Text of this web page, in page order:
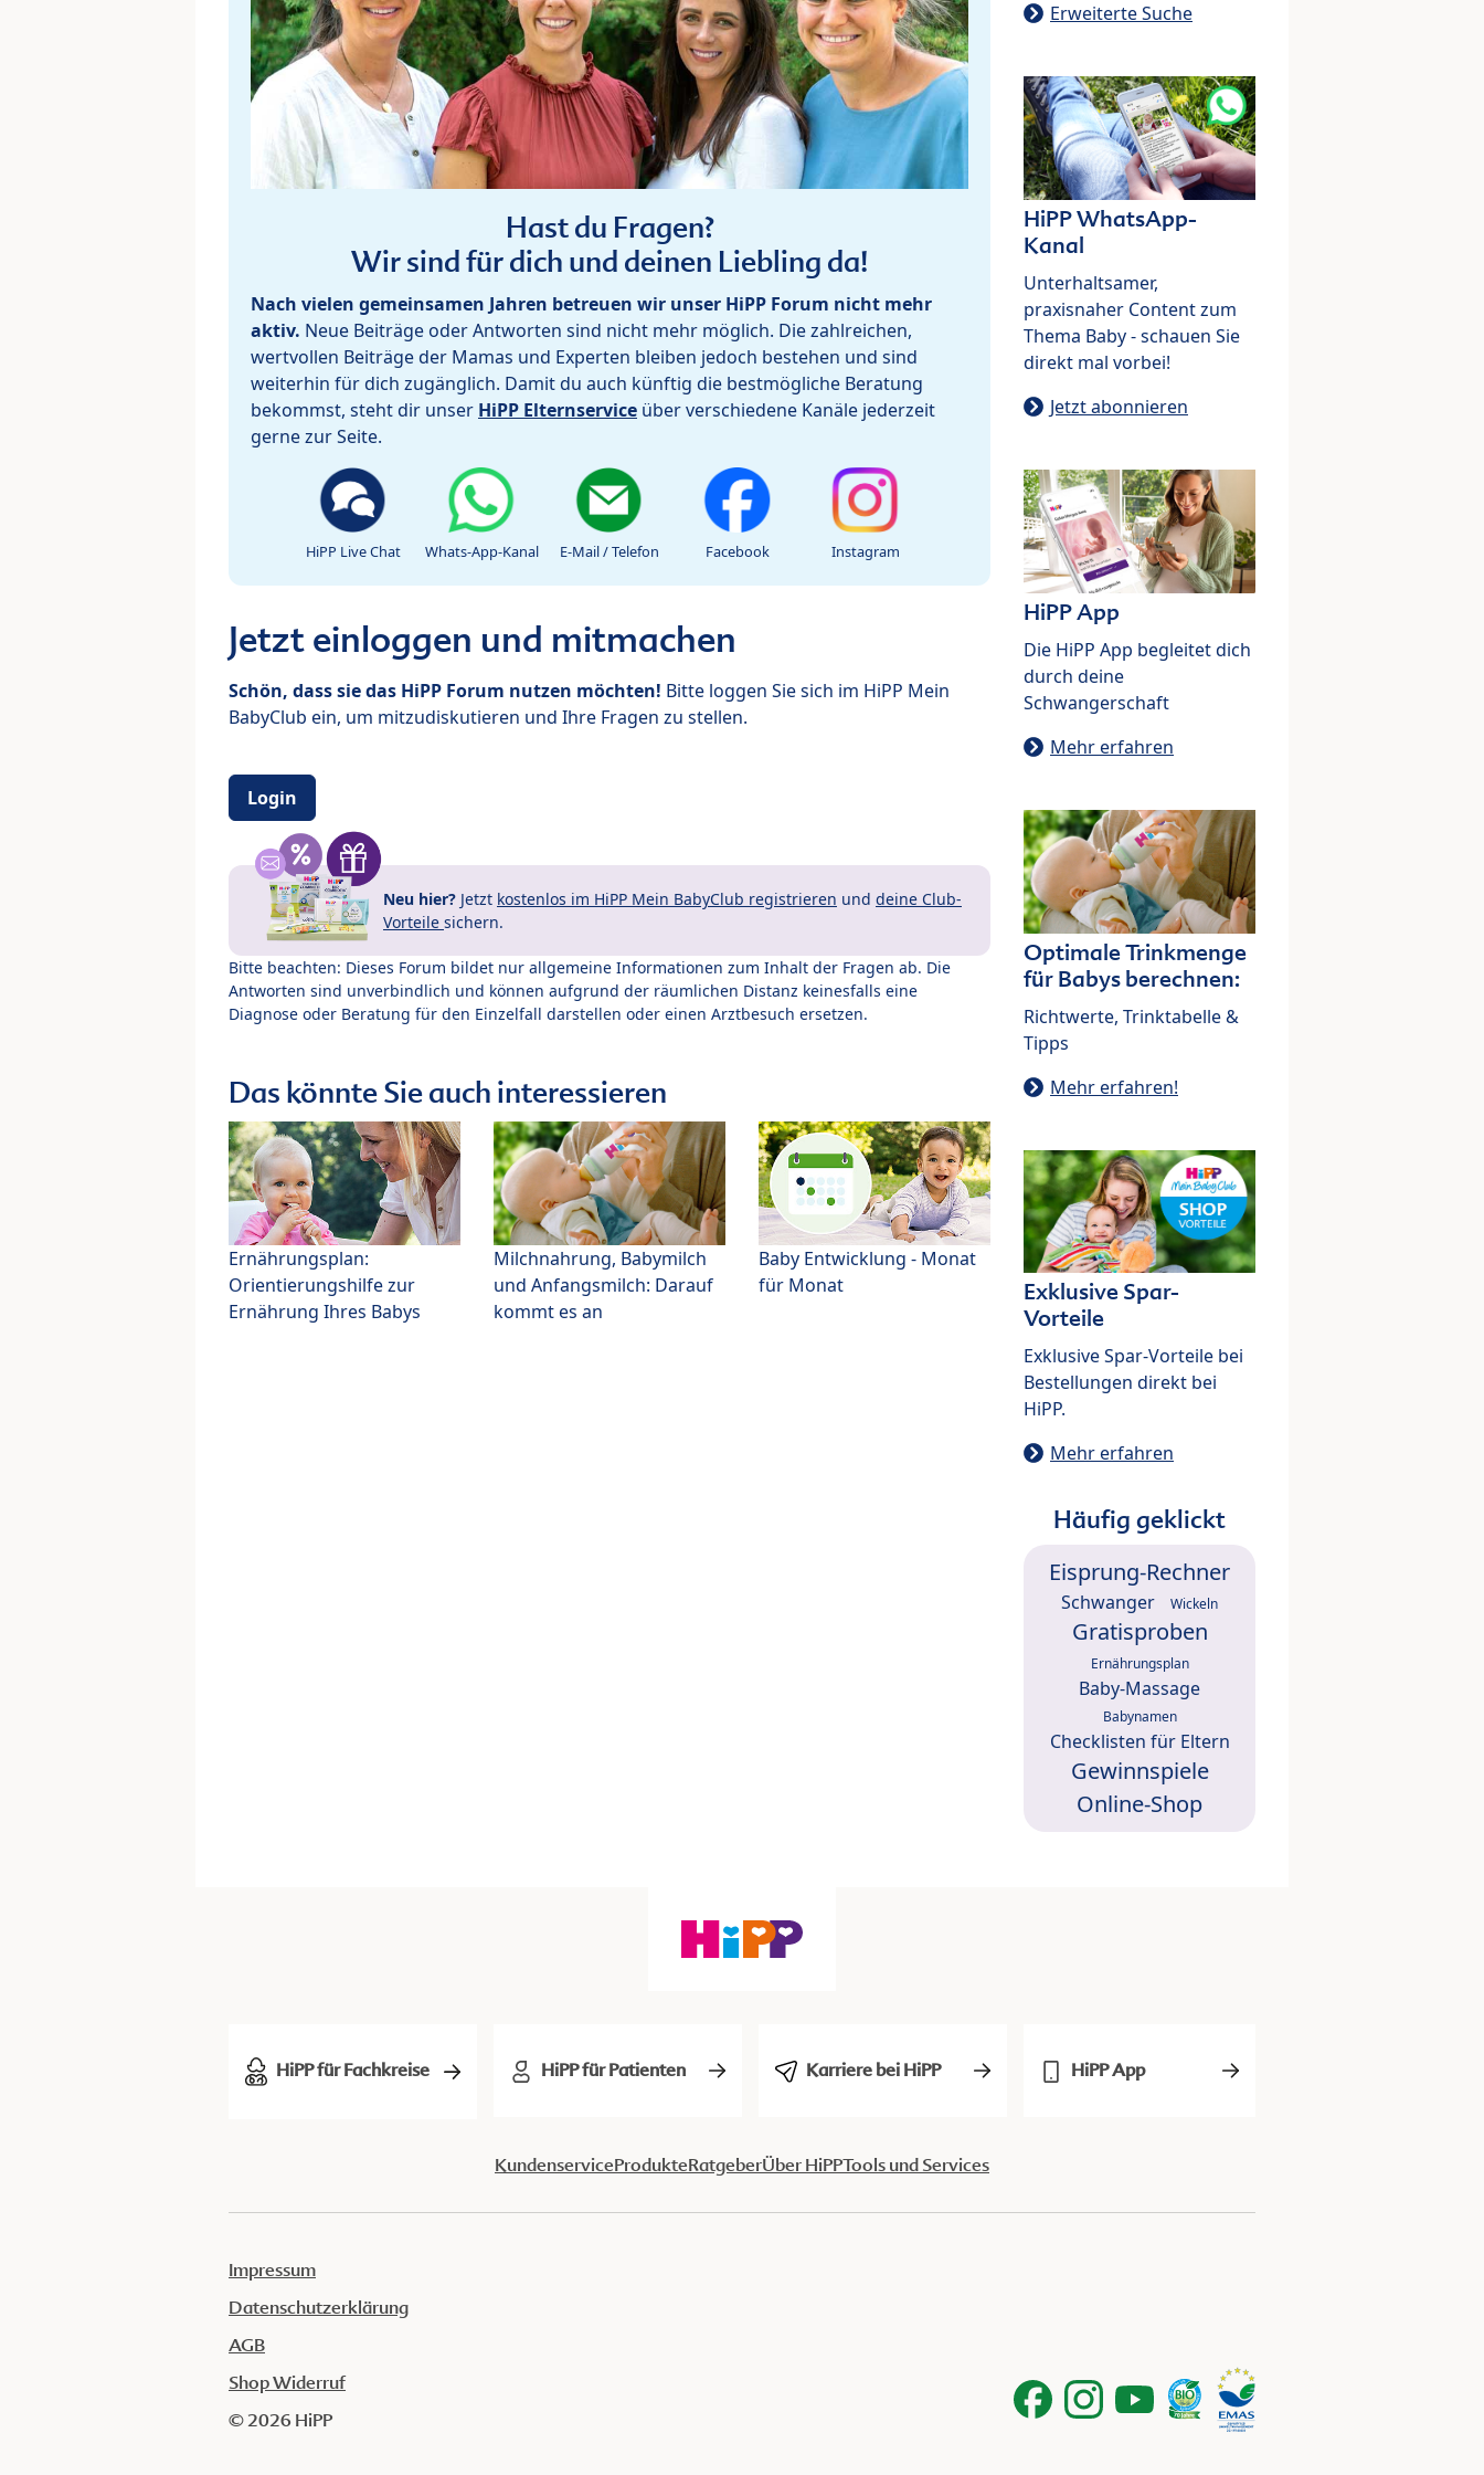
Hast du Fragen?
Wir sind für dich und deinen Liebling da!
Nach vielen gemeinsamen Jahren betreuen wir unser HiPP Forum nicht mehr
aktiv. Neue Beiträge oder Antworten sind nicht mehr möglich. Die zahlreichen,
wertvollen Beiträge der Mamas und Experten bleiben jedoch bestehen und sind
weiterhin für dich zugänglich. Damit du auch künftig die bestmögliche Beratung
bekommst, steht dir unser HiPP Elternservice über verschiedene Kanäle jederzeit
gerne zur Seite.
HiPP Live Chat Whats-App-Kanal E-Mail / Telefon Facebook Instagram
Jetzt einloggen und mitmachen
Schön, dass sie das HiPP Forum nutzen möchten! Bitte loggen Sie sich im HiPP Mein
BabyClub ein, um mitzudiskutieren und Ihre Fragen zu stellen.
Login
Neu hier? Jetzt kostenlos im HiPP Mein BabyClub registrieren und deine Club-
Vorteile sichern.
Bitte beachten: Dieses Forum bildet nur allgemeine Informationen zum Inhalt der Fragen ab. Die
Antworten sind unverbindlich und können aufgrund der räumlichen Distanz keinesfalls eine
Diagnose oder Beratung für den Einzelfall darstellen oder einen Arztbesuch ersetzen.
Das könnte Sie auch interessieren
Ernährungsplan:
Orientierungshilfe zur
Ernährung Ihres Babys
Milchnahrung, Babymilch
und Anfangsmilch: Darauf
kommt es an
Baby Entwicklung - Monat
für Monat
Erweiterte Suche
HiPP WhatsApp-
Kanal
Unterhaltsamer,
praxisnaher Content zum
Thema Baby - schauen Sie
direkt mal vorbei!
Jetzt abonnieren
HiPP App
Die HiPP App begleitet dich
durch deine
Schwangerschaft
Mehr erfahren
Optimale Trinkmenge
für Babys berechnen:
Richtwerte, Trinktabelle &
Tipps
Mehr erfahren!
Exklusive Spar-
Vorteile
Exklusive Spar-Vorteile bei
Bestellungen direkt bei
HiPP.
Mehr erfahren
Häufig geklickt
Eisprung-Rechner
Schwanger Wickeln
Gratisproben
Ernährungsplan
Baby-Massage
Babynamen
Checklisten für Eltern
Gewinnspiele
Online-Shop
HiPP für Fachkreise HiPP für Patienten Karriere bei HiPP HiPP App
KundenserviceProdukteRatgeberÜber HiPPTools und Services
Impressum
Datenschutzerklärung
AGB
Shop Widerruf
© 2026 HiPP